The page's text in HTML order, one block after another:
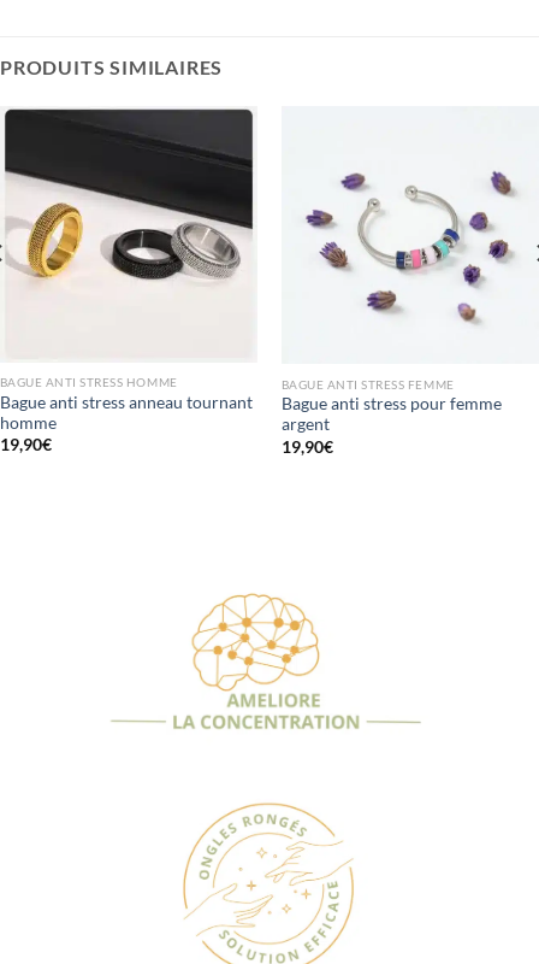
PRODUITS SIMILAIRES
BAGUE ANTI STRESS HOMME
Bague anti stress anneau tournant
homme
19,90€
BAGUE ANTI STRESS FEMME
Bague anti stress pour femme
argent
19,90€